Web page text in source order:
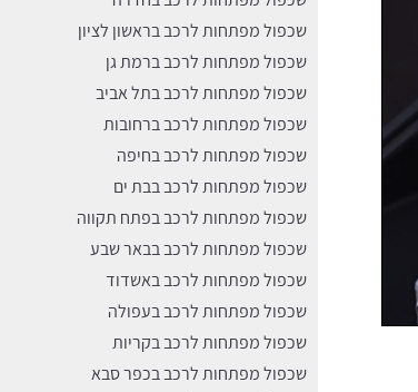
שכפול מפתחות לרכב בראשון לציון
שכפול מפתחות לרכב ברמת גן
שכפול מפתחות לרכב בתל אביב
שכפול מפתחות לרכב ברחובות
שכפול מפתחות לרכב בחיפה
שכפול מפתחות לרכב בבת ים
שכפול מפתחות לרכב בפתח תקווה
שכפול מפתחות לרכב בבאר שבע
שכפול מפתחות לרכב באשדוד
שכפול מפתחות לרכב בעפולה
שכפול מפתחות לרכב בקריות
שכפול מפתחות לרכב בכפר סבא